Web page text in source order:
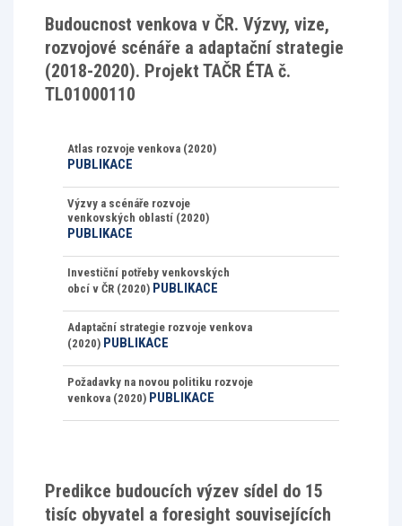
Budoucnost venkova v ČR. Výzvy, vize,
rozvojové scénáře a adaptační strategie
(2018-2020). Projekt TAČR ÉTA č.
TL01000110
Atlas rozvoje venkova (2020)
PUBLIKACE
Výzvy a scénáře rozvoje
venkovských oblastí (2020)
PUBLIKACE
Investiční potřeby venkovských
obcí v ČR (2020) PUBLIKACE
Adaptační strategie rozvoje venkova
(2020) PUBLIKACE
Požadavky na novou politiku rozvoje
venkova (2020) PUBLIKACE
Predikce budoucích výzev sídel do 15
tisíc obyvatel a foresight souvisejících